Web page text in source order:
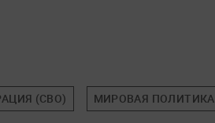
(СВО) МИРОВАЯ ПОЛИТИКА